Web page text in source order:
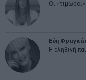
Οι
Εύη
Η αληθινή